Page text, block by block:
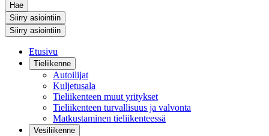
Hae
Siirry asiointiin
Siirry asiointiin
Etusivu
Tieliikenne
Autoilijat
Kuljetusala
Tieliikenteen muut yritykset
Tieliikenteen turvallisuus ja valvonta
Matkustaminen tieliikenteessä
Vesiliikenne